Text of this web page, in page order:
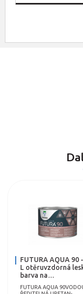
FUTURA AQUA 90
L otěruvzdorná
barva na…
FUTURA AQUA